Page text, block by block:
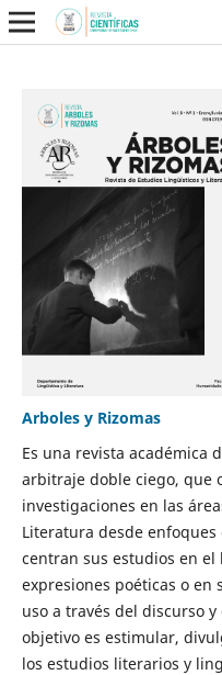
Arboles y Rizomas
Es una revista académica
arbitraje doble ciego, que
investigaciones en las
Literatura desde enfoques
centran sus estudios en el
expresiones poéticas o en
uso a través del discurso
objetivo es estimular,
los estudios literarios y